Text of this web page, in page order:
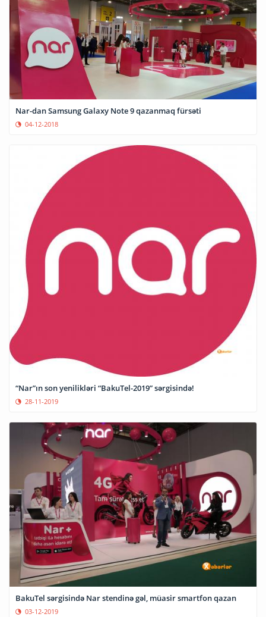
Nar-dan Samsung Galaxy Note 9 qazanmaq fürsəti
04-12-2018
“Nar”ın son yenilikləri “BakuTel-2019” sərgisində!
28-11-2019
BakuTel sərgisində Nar stendinə gəl, müasir smartfon qazan
03-12-2019